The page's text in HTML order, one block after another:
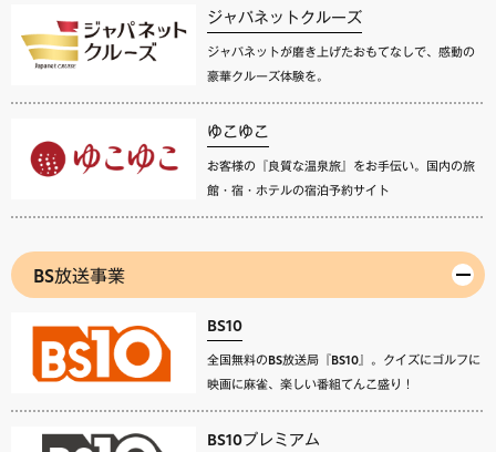
ジャパネットクルーズ
ジャパネットが磨き上げたおもてなしで、感動の
豪華クルーズ体験を。
ゆこゆこ
お客様の『良質な温泉旅』をお手伝い。国内の旅
館・宿・ホテルの宿泊予約サイト
BS放送事業
BS10
全国無料のBS放送局『BS10』。クイズにゴルフに
映画に麻雀、楽しい番組てんこ盛り！
BS10プレミアム